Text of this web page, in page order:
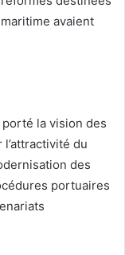
avaient
la vision des
du
des
portuaires